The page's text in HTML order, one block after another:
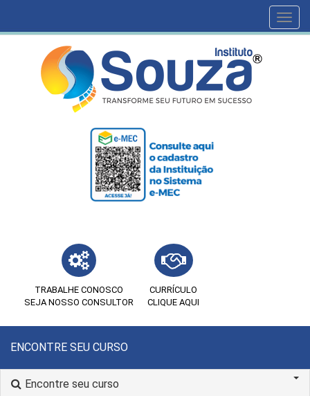
TRABALHE CONOSCO
SEJA NOSSO CONSULTOR
CURRÍCULO
CLIQUE AQUI
ENCONTRE SEU CURSO
Encontre seu curso